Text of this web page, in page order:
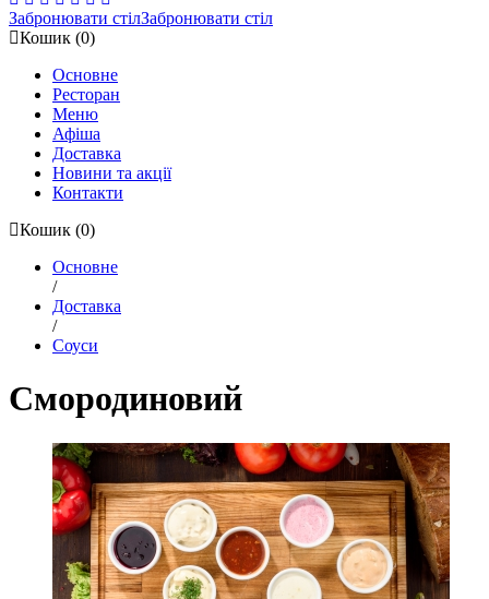
Забронювати стілЗабронювати стіл
Кошик (0)
Основне
Ресторан
Меню
Афіша
Доставка
Новини та акції
Контакти
Кошик (0)
Основне
/
Доставка
/
Соуси
Смородиновий